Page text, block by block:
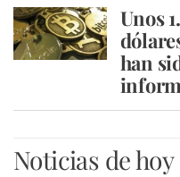
Unos
han
Noticias de hoy